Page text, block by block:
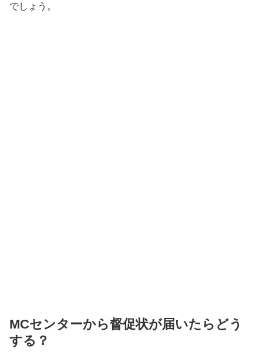
でしょう。
MCセンターから督促状が届いたらどう
する？